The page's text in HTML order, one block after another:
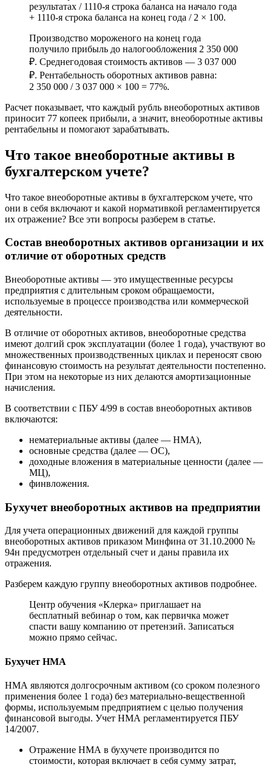
результатах / 1110‑я строка баланса на начало года
+ 1110‑я строка баланса на конец года / 2 × 100.
Производство мороженого на конец года
получило прибыль до налогообложения 2 350 000
₽. Среднегодовая стоимость активов — 3 037 000
₽. Рентабельность оборотных активов равна:
2 350 000 / 3 037 000 × 100 = 77%.
Расчет показывает, что каждый рубль внеоборотных активов
приносит 77 копеек прибыли, а значит, внеоборотные активы
рентабельны и помогают зарабатывать.
Что такое внеоборотные активы в
бухгалтерском учете?
Что такое внеоборотные активы в бухгалтерском учете, что
они в себя включают и какой нормативкой регламентируется
их отражение? Все эти вопросы разберем в статье.
Состав внеоборотных активов организации и их
отличие от оборотных средств
Внеоборотные активы — это имущественные ресурсы
предприятия с длительным сроком обращаемости,
используемые в процессе производства или коммерческой
деятельности.
В отличие от оборотных активов, внеоборотные средства
имеют долгий срок эксплуатации (более 1 года), участвуют во
множественных производственных циклах и переносят свою
финансовую стоимость на результат деятельности постепенно.
При этом на некоторые из них делаются амортизационные
начисления.
В соответствии с ПБУ 4/99 в состав внеоборотных активов
включаются:
нематериальные активы (далее — НМА),
основные средства (далее — ОС),
доходные вложения в материальные ценности (далее —
МЦ),
финвложения.
Бухучет внеоборотных активов на предприятии
Для учета операционных движений для каждой группы
внеоборотных активов приказом Минфина от 31.10.2000 №
94н предусмотрен отдельный счет и даны правила их
отражения.
Разберем каждую группу внеоборотных активов подробнее.
Центр обучения «Клерка» приглашает на
бесплатный вебинар о том, как первичка может
спасти вашу компанию от претензий. Записаться
можно прямо сейчас.
Бухучет НМА
НМА являются долгосрочным активом (со сроком полезного
применения более 1 года) без материально-вещественной
формы, используемым предприятием с целью получения
финансовой выгоды. Учет НМА регламентируется ПБУ
14/2007.
Отражение НМА в бухучете производится по
стоимости, которая включает в себя сумму затрат,